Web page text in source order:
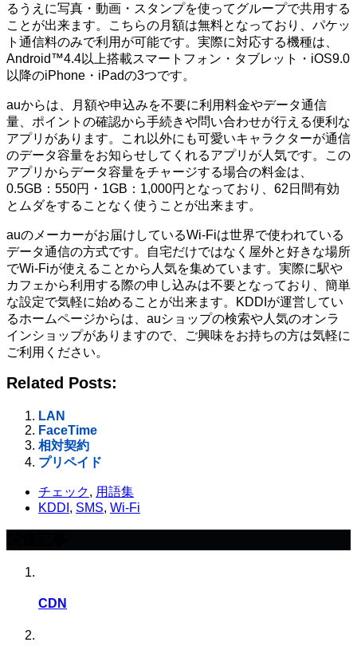
るうえに写真・動画・スタンプを使ってグループで共用する
ことが出来ます。こちらの月額は無料となっており、パケッ
ト通信料のみで利用が可能です。実際に対応する機種は、
Android™4.4以上搭載スマートフォン・タブレット・iOS9.0
以降のiPhone・iPadの3つです。
auからは、月額や申込みを不要に利用料金やデータ通信
量、ポイントの確認から手続きや問い合わせが行える便利な
アプリがあります。これ以外にも可愛いキャラクターが通信
のデータ容量をお知らせしてくれるアプリが人気です。この
アプリからデータ容量をチャージする場合の料金は、
0.5GB：550円・1GB：1,000円となっており、62日間有効
とムダをすることなく使うことが出来ます。
auのメーカーがお届けしているWi-Fiは世界で使われている
データ通信の方式です。自宅だけではなく屋外と好きな場所
でWi-Fiが使えることから人気を集めています。実際に駅や
カフェから利用する際の申し込みは不要となっており、簡単
な設定で気軽に始めることが出来ます。KDDIが運営してい
るホームページからは、auショップの検索や人気のオンラ
インショップがありますので、ご興味をお持ちの方は気軽に
ご利用ください。
Related Posts:
LAN
FaceTime
相対契約
プリペイド
チェック, 用語集
KDDI , SMS, Wi-Fi
CDN